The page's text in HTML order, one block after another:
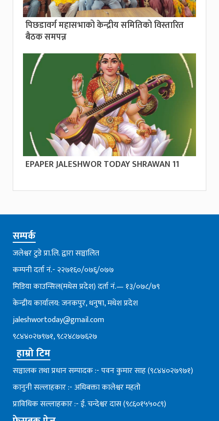
पिछडावर्ग महासभाको केन्द्रीय समितिको विस्तारित
बैठक समपन्न
EPAPER JALESHWOR TODAY SHRAWAN 11
सम्पर्क
जलेश्वर टुडे प्रा.लि. द्वारा सञ्चालित
कम्पनी दर्ता नं.- २२७१६०/०७६्/०७७
मिडिया काउन्सिल(मधेस प्रदेश) दर्ता नं.— १३/०७८/७९
केन्द्रीय कार्यालय: जनकपुर, धनुषा, मधेश प्रदेश
jaleshwortoday@gmail.com
९८४४०२७९७१, ९८२४८७७६२७
हाम्रो टिम
सञ्चालक तथा प्रधान सम्पादक :- पवन कुमार साह (९८४४०२७९७१)
कानुनी सल्लाहकार :- अधिबक्ता कालेश्वर महतो
प्राविधिक सल्लाहकार :- ई. चन्देश्वर दास (९८६०१५५०८९)